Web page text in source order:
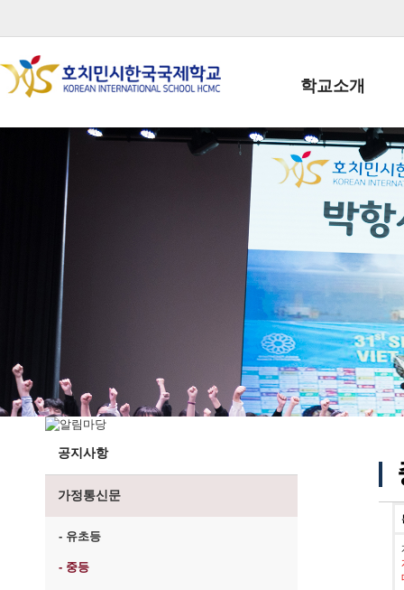
학교소개
학교장인사말
학생회장인사말
학교상징
학교 CI
교직원현황
학생현황
위치/전화
전경사진
공지사항
가정통신문
- 유초등
- 중등